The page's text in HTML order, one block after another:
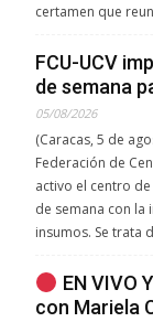
certamen que
FCU-UCV
de semana
05/08/2026
(Caracas, 5 de
Federación de
activo el centro
de semana con
insumos. Se trata
EN VIVO
con Mariela